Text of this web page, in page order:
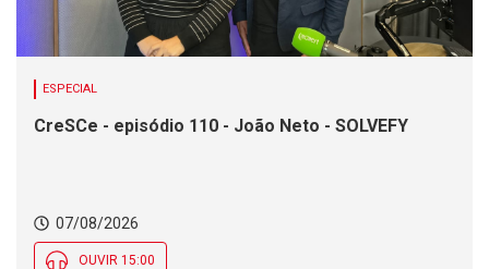
ESPECIAL
CreSCe - episódio 110 - João Neto - SOLVEFY
07/08/2026
OUVIR 15:00